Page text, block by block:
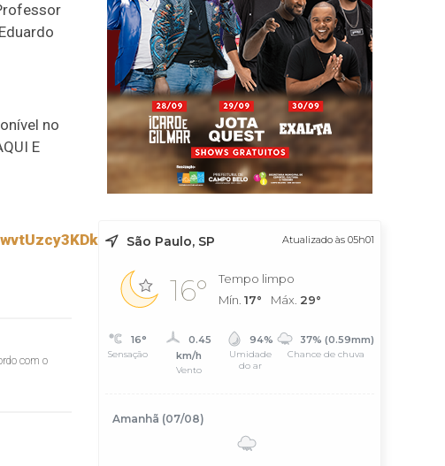
no
E
com o
São Paulo, SP Atualizado às 05h01
16°
Tempo limpo
Mín. 17° Máx. 29°
16°
Sensação
0.45
km/h
Vento
94%
Umidade
do ar
37% (0.59mm)
Chance de chuva
Amanhã (07/08)